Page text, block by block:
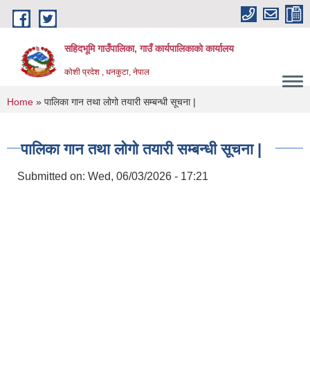
Skip to main content
सहिदभूमि गाउँपालिका, गाउँ कार्यपालिकाको कार्यालय
कोशी प्रदेश , धनकुटा, नेपाल
You are here
Home » पालिका गान तथा लोगो तयारी सम्बन्धी सूचना |
पालिका गान तथा लोगो तयारी सम्बन्धी सूचना |
Submitted on: Wed, 06/03/2026 - 17:21